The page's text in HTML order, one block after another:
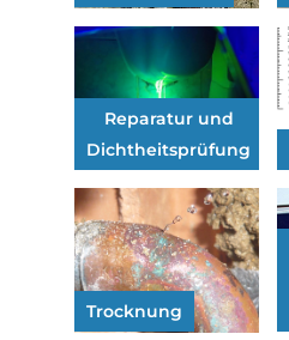
Reparatur und
Dichtheitsprüfung
Trocknung